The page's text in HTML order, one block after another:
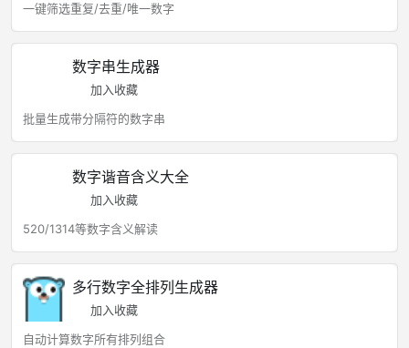
一键筛选重复/去重/唯一数字
数字串生成器
加入收藏
批量生成带分隔符的数字串
数字谐音含义大全
加入收藏
520/1314等数字含义解读
多行数字全排列生成器
加入收藏
自动计算数字所有排列组合